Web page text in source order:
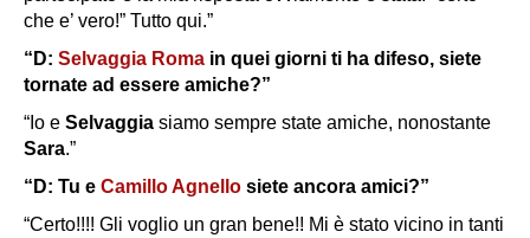
che e’ vero!” Tutto qui.”
“D: Selvaggia Roma in quei giorni ti ha difeso, siete
tornate ad essere amiche?”
“Io e Selvaggia siamo sempre state amiche, nonostante
Sara.”
“D: Tu e Camillo Agnello siete ancora amici?”
“Certo!!!! Gli voglio un gran bene!! Mi è stato vicino in tanti